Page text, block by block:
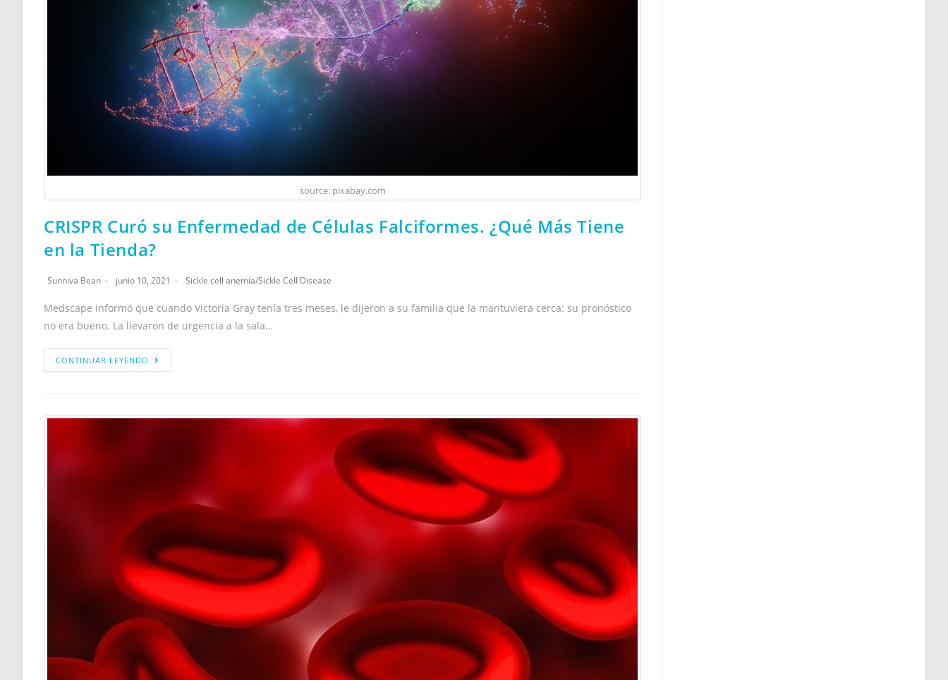
source: pixabay.com
CRISPR Curó su Enfermedad de Células Falciformes. ¿Qué Más Tiene
en la Tienda?
Sunniva Bean junio 10, 2021 Sickle cell anemia/Sickle Cell Disease
Medscape informó que cuando Victoria Gray tenía tres meses, le dijeron a su familia que la mantuviera cerca: su pronóstico
no era bueno. La llevaron de urgencia a la sala…
CONTINUAR LEYENDO